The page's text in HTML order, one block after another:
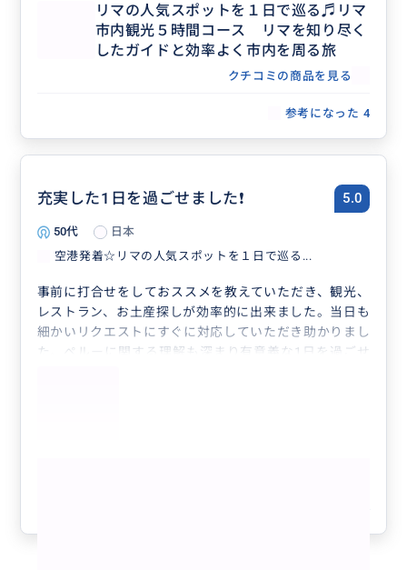
も楽しくすごすことができました。買い物も通訳してく
ださってとても良かったです。
ひとり旅で普通の現地ツアーだと、催行人数2人からの
場合が多く、料金を2人分払うことが多いのですが、bu
リマの人気スポットを１日で巡る♬リマ
市内観光５時間コース リマを知り尽く
したガイドと効率よく市内を周る旅
クチコミの商品を見る
参考になった 4
充実した1日を過ごせました❗ 5.0
50代
日本
空港発着☆リマの人気スポットを１日で巡る...
事前に打合せをしておススメを教えていただき、観光、
レストラン、お土産探しが効率的に出来ました。当日も
細かいリクエストにすぐに対応していただき助かりまし
た。ペルーに関する理解も深まり有意義な1日を過ごせ